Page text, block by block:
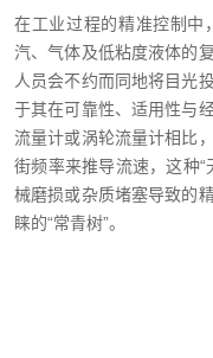
在工业过程的精准控制中
汽、气体及低粘度液体的
人员会不约而同地将目光
于其在可靠性、适用性与
流量计或涡轮流量计相比
街频率来推导流速，这种
械磨损或杂质堵塞导致的
睐的“常青树”。